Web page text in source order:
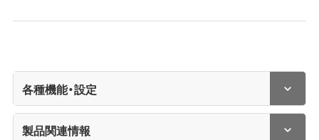
各種機能・設定
製品関連情報